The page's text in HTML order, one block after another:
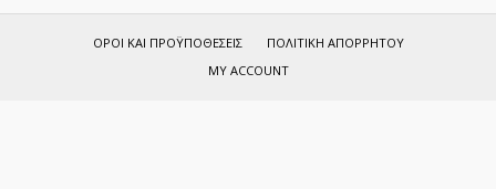
ΌΡΟΙ ΚΑΙ ΠΡΟΫΠΟΘΈΣΕΙΣ
ΠΟΛΙΤΙΚΉ ΑΠΟΡΡΉΤΟΥ
MY ACCOUNT